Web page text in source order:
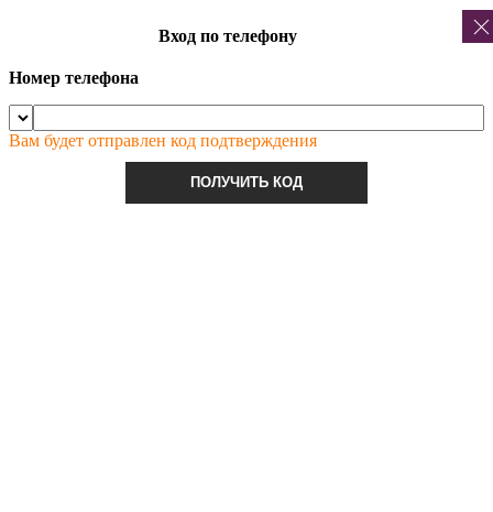
Вход по телефону
Номер телефона
Вам будет отправлен код подтверждения
ПОЛУЧИТЬ КОД